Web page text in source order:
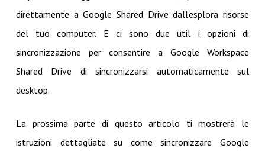
direttamente a Google Shared Drive dall'esplora risorse
del tuo computer. E ci sono due util i opzioni di
sincronizzazione per consentire a Google Workspace
Shared Drive di sincronizzarsi automaticamente sul
desktop.
La prossima parte di questo articolo ti mostrerà le
istruzioni dettagliate su come sincronizzare Google